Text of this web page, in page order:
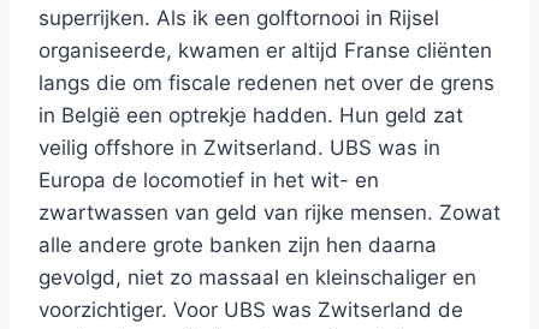
superrijken. Als ik een golftornooi in Rijsel
organiseerde, kwamen er altijd Franse cliënten
langs die om fiscale redenen net over de grens
in België een optrekje hadden. Hun geld zat
veilig offshore in Zwitserland. UBS was in
Europa de locomotief in het wit- en
zwartwassen van geld van rijke mensen. Zowat
alle andere grote banken zijn hen daarna
gevolgd, niet zo massaal en kleinschaliger en
voorzichtiger. Voor UBS was Zwitserland de